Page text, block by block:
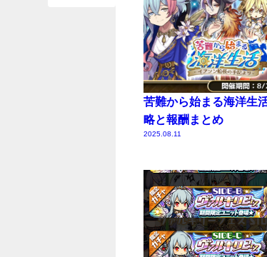
苦難から始まる海洋生
略と報酬まとめ
2025.08.11